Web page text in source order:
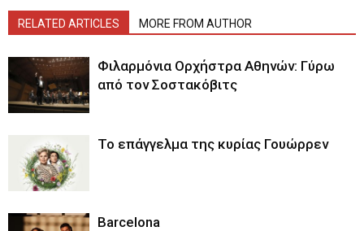
RELATED ARTICLES MORE FROM AUTHOR
Φιλαρμόνια Ορχήστρα Αθηνών: Γύρω
από τον Σοστακόβιτς
Το επάγγελμα της κυρίας Γουώρρεν
Barcelona